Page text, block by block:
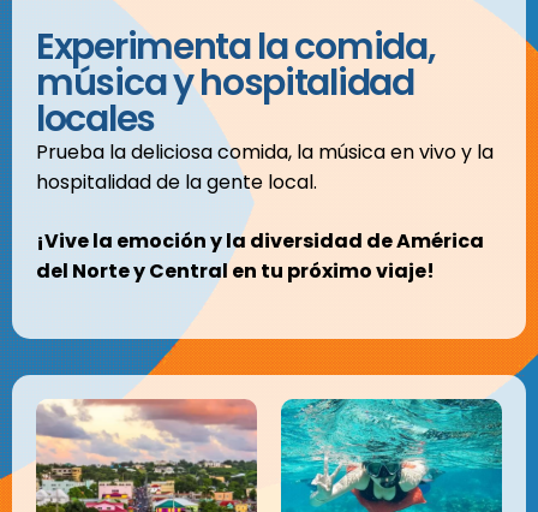
Experimenta la comida,
música y hospitalidad
locales
Prueba la deliciosa comida, la música en vivo y la
hospitalidad de la gente local.
¡Vive la emoción y la diversidad de América
del Norte y Central en tu próximo viaje!